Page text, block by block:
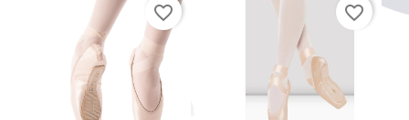
favorite_border favorite_border